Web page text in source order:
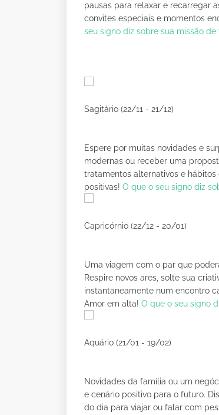
pausas para relaxar e recarregar
convites especiais e momentos
seu signo diz sobre sua missão
Sagitário (22/11 - 21/12)
Espere por muitas novidades e
modernas ou receber uma
tratamentos alternativos e
positivas! O que o seu signo diz
Capricórnio (22/12 - 20/01)
Uma viagem com o par que
Respire novos ares, solte sua
instantaneamente num encontro
Amor em alta! O que o seu signo
Aquário (21/01 - 19/02)
Novidades da família ou um
e cenário positivo para o futuro.
do dia para viajar ou falar com